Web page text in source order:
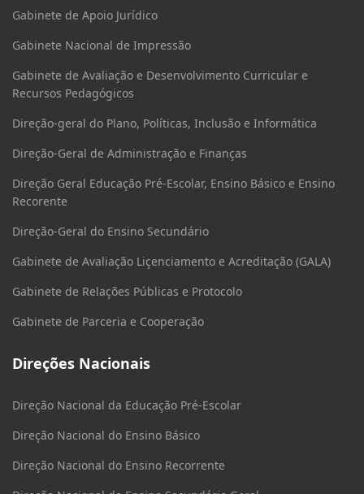
Gabinete de Apoio Jurídico
Gabinete Nacional de Impressão
Gabinete de Avaliação e Desenvolvimento Curricular e
Recursos Pedagógicos
Direção-geral do Plano, Políticas, Inclusão e Informática
Direção-Geral de Administração e Finanças
Direção Geral Educação Pré-Escolar, Ensino Básico e Ensino
Recorente
Direção-Geral do Ensino Secundário
Gabinete de Avaliação Liçenciamento e Acreditação (GALA)
Gabinete de Relações Públicas e Protocolo
Gabinete de Parceria e Cooperação
Direções Nacionais
Direção Nacional da Educação Pré-Escolar
Direção Nacional do Ensino Básico
Direção Nacional do Ensino Recorrente